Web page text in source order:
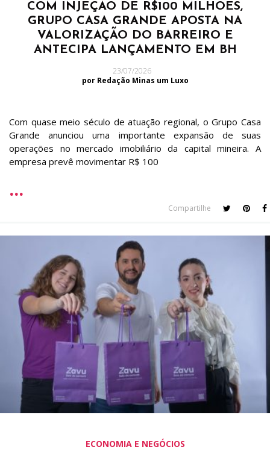
COM INJEÇÃO DE R$100 MILHÕES,
GRUPO CASA GRANDE APOSTA NA
VALORIZAÇÃO DO BARREIRO E
ANTECIPA LANÇAMENTO EM BH
23/07/2026
por Redação Minas um Luxo
Com quase meio século de atuação regional, o Grupo Casa
Grande anunciou uma importante expansão de suas
operações no mercado imobiliário da capital mineira. A
empresa prevê movimentar R$ 100
Compartilhe
ECONOMIA E NEGÓCIOS